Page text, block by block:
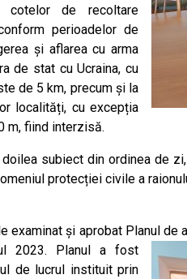
cotelor de recoltare
perioadelor de
și aflarea cu arma
de stat cu Ucraina, cu
de 5 km, precum și la
localități, cu excepția
m, fiind interzisă.
doilea subiect din ordinea de
protecției civile a
examinat și aprobat Planul de
2023.
Planul a fost
de lucrul instituit prin